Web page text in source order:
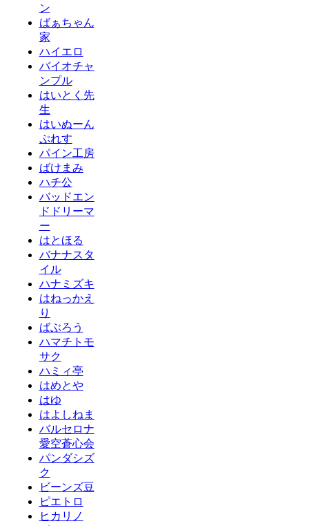
ン
ばぁちゃん
家
ハイエロ
バイオチャ
ンプル
はいとく先
生
はいぬーん
ぷれす
パイン工房
ばけまみ
ハチ公
バッドエン
ドドリーマ
ー
はとほる
バナナスタ
イル
ハナミズキ
はねっかえ
り
ばぶろう
ハマチトモ
サク
ハミィ亭
はめとや
はゆ
はよしねま
バルセロナ
愛空蒼心会
パンダシズ
ク
ビーンズ豆
ピエトロ
ヒカリノ